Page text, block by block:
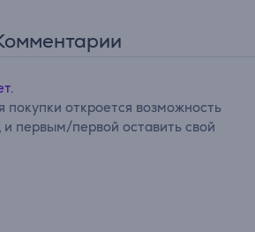
откроется возможность
и первым/первой оставить свой